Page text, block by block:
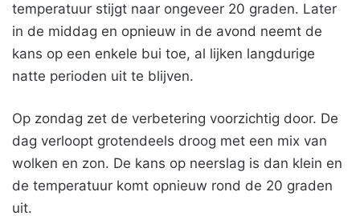
temperatuur stijgt naar ongeveer 20 graden. Later
in de middag en opnieuw in de avond neemt de
kans op een enkele bui toe, al lijken langdurige
natte perioden uit te blijven.
Op zondag zet de verbetering voorzichtig door. De
dag verloopt grotendeels droog met een mix van
wolken en zon. De kans op neerslag is dan klein en
de temperatuur komt opnieuw rond de 20 graden
uit.